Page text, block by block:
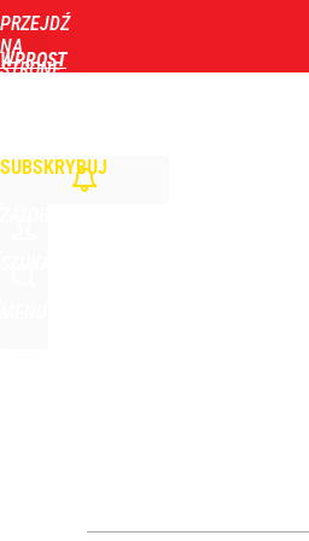
PRZEJDŹ
NA
STRONĘ
WPROST
SUBSKRYBUJ
1